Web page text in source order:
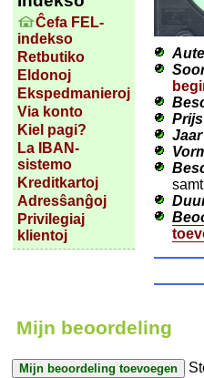
Ĉefa FEL-
indekso
Retbutiko
Eldonoj
Ekspedmanieroj
Via konto
Kiel pagi?
La IBAN-
sistemo
Kreditkartoj
Adresŝanĝoj
Privilegiaj
klientoj
Prijs
Mijn beoordeling